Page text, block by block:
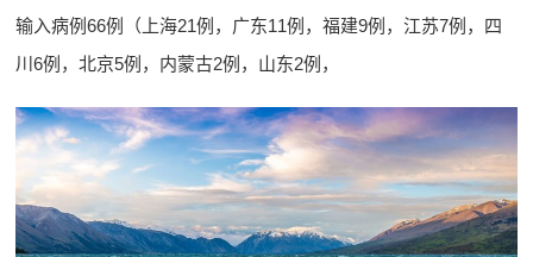
输入病例66例（上海21例，广东11例，福建9例，江苏7例，四
川6例，北京5例，内蒙古2例，山东2例，